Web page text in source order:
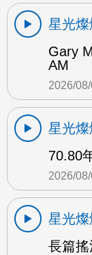
星光燦
Gary
AM
2026/
星光燦
70.80
2026/
星光燦
長篇